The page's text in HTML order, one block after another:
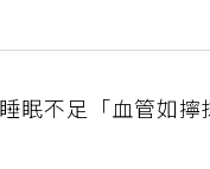
睡眠不足「血管如